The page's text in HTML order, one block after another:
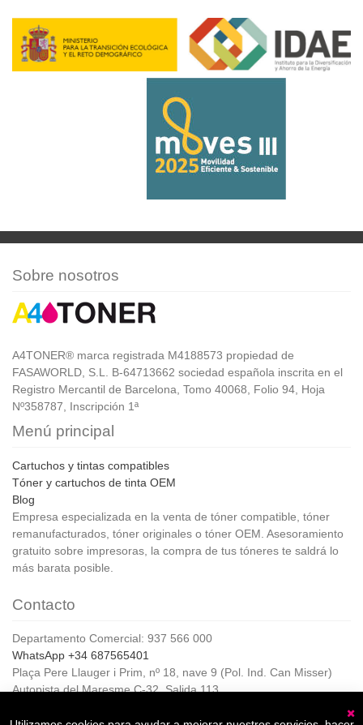
Sobre nosotros
A4TONER® marca registrada M4188573 propiedad de
FASAWORLD, S.L. B-64713662 sociedad española inscrita en el
Registro Mercantil de Barcelona, Tomo 40068, Folio 94, Hoja
Nº358787, Inscripción 1ª
Menú principal
Cartuchos y tintas compatibles
Tóner y cartuchos de tinta OEM
Blog
Empresa especializada en la venta de tóner compatible, tóner
remanufacturados, tóner originales o tóner OEM. Asesoramiento
gratuito sobre impresoras, la compra de tus tóneres te saldrá lo
más barata posible.
Contacto
Departamento Comercial: 937 566 000
WhatsApp +34 687565401
Plaça Pere Llauger i Prim, nº 18, nave 9 (Pol. Ind. Can Misser)
Autopista del Maresme C-32, Salida 113